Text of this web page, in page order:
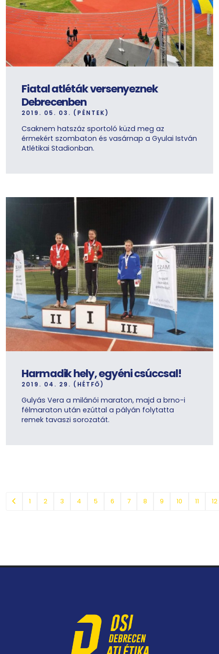
Fiatal atléták versenyeznek
Debrecenben
2019. 05. 03. (PÉNTEK)
Csaknem hatszáz sportoló küzd meg az
érmekért szombaton és vasárnap a Gyulai István
Atlétikai Stadionban.
Harmadik hely, egyéni csúccsal!
2019. 04. 29. (HÉTFŐ)
Gulyás Vera a milánói maraton, majd a brno-i
félmaraton után ezúttal a pályán folytatta
remek tavaszi sorozatát.
1 2 3 4 5 6 7 8 9 10 11 12